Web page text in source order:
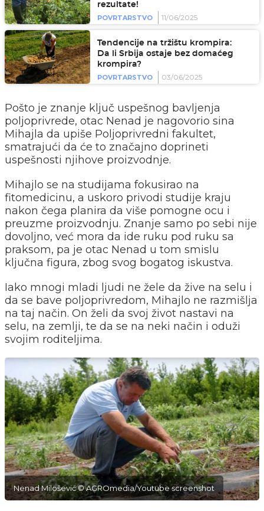
rezultate!
POVRTARSTVO
11/06/2025
Tendencije na tržištu krompira:
Da li Srbija ostaje bez domaćeg
krompira?
POVRTARSTVO
03/06/2025
Pošto je znanje ključ uspešnog bavljenja
poljoprivrede, otac Nenad je nagovorio sina
Mihajla da upiše Poljoprivredni fakultet,
smatrajući da će to značajno doprineti
uspešnosti njihove proizvodnje.
Mihajlo se na studijama fokusirao na
fitomedicinu, a uskoro privodi studije kraju
nakon čega planira da više pomogne ocu i
preuzme proizvodnju. Znanje samo po sebi nije
dovoljno, već mora da ide ruku pod ruku sa
praksom, pa je otac Nenad u tom smislu
ključna figura, zbog svog bogatog iskustva.
Iako mnogi mladi ljudi ne žele da žive na selu i
da se bave poljoprivredom, Mihajlo ne razmišlja
na taj način. On želi da svoj život nastavi na
selu, na zemlji, te da se na neki način i oduži
svojim roditeljima.
Nenad Milošević © AGROmedia/Youtube screenshot